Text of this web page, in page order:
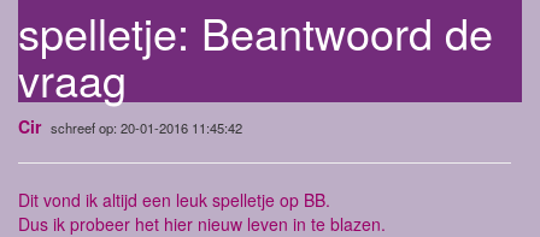
spelletje: Beantwoord de
vraag
Cir schreef op: 20-01-2016 11:45:42
Dit vond ik altijd een leuk spelletje op BB.
Dus ik probeer het hier nieuw leven in te blazen.